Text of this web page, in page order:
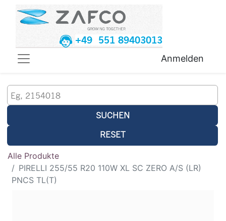
+49 551 89403013
Anmelden
SUCHEN
RESET
Alle Produkte
PIRELLI 255/55 R20 110W XL SC ZERO A/S (LR)
PNCS TL(T)